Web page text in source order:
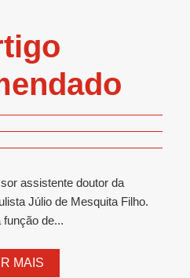
assistente doutor da
Júlio de Mesquita Filho.
função de...
MAIS